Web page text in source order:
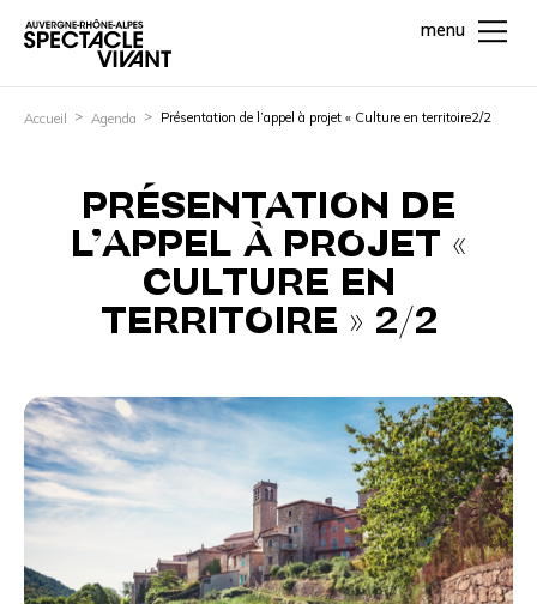
menu
Accueil Agenda Présentation de l’appel à projet « Culture en territoire2/2
PRÉSENTATION DE
L’APPEL À PROJET «
CULTURE EN
TERRITOIRE » 2/2